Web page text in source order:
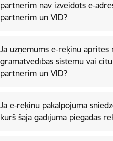
partnerim nav izveidots e-
partnerim un VID?
Ja uzņēmums e-rēķinu
grāmatvedības sistēmu vai
partnerim un VID?
Ja e-rēķinu pakalpojuma
kurš šajā gadījumā piegādās